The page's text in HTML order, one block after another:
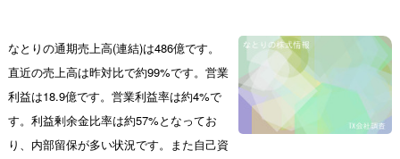
なとりの通期売上高(連結)は486億です。
直近の売上高は昨対比で約99%です。営業
利益は18.9億です。営業利益率は約4%で
す。利益剰余金比率は約57%となってお
り、内部留保が多い状況です。また自己資